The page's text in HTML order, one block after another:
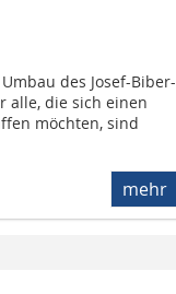
des Josef-Biber-
alle, die sich einen
möchten, sind
mehr